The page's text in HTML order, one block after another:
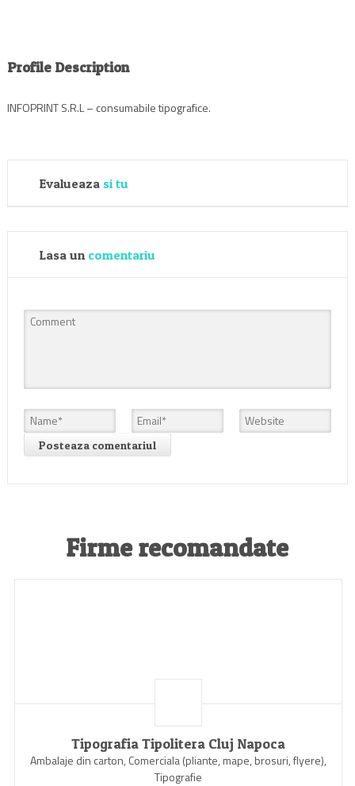
Profile Description
INFOPRINT S.R.L – consumabile tipografice.
Evalueaza si tu
Lasa un comentariu
Firme recomandate
Tipografia Tipolitera Cluj Napoca
Ambalaje din carton, Comerciala (pliante, mape, brosuri, flyere),
Tipografie